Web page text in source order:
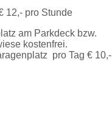
12,- pro Stunde
am Parkdeck bzw.
kostenfrei.
pro Tag € 10,-